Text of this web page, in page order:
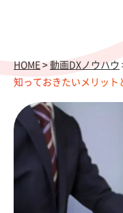
HOME > 動画DXノウハウ
知っておきたいメリット